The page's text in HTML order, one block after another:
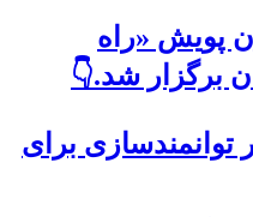
پویش «راه
برگزار شد.👇
برای